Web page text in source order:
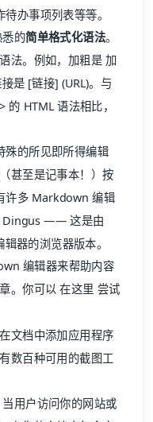
办事项列表等等。
的简单格式化语法。
法。例如，加粗是 加
是 [链接] (URL)。与
HTML 语法相比，
的所见即所得编辑
甚至是记事本！）按
许多 Markdown 编辑
Dingus —— 这是由
器的浏览器版本。
编辑器来帮助内容
。你可以在这里 尝试
文档中添加应用程序
数百种可用的截图工
当用户访问你的网站或